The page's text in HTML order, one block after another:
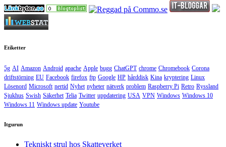
Etiketter
5g AI Amazon Android apache Apple bugg ChatGPT chrome Chromebook Corona
driftstörning EU Facebook firefox ftp Google HP hårddisk Kina kryptering Linux
Lösenord Microsoft nertid Nyhet nyheter nätverk problem Raspberry Pi Retro Ryssland
Sjukhus Swish Säkerhet Telia Twitter uppdatering USA VPN Windows Windows 10
Windows 11 Windows update Youtube
Itgurun
Tekniskt strul hos Skatteverket